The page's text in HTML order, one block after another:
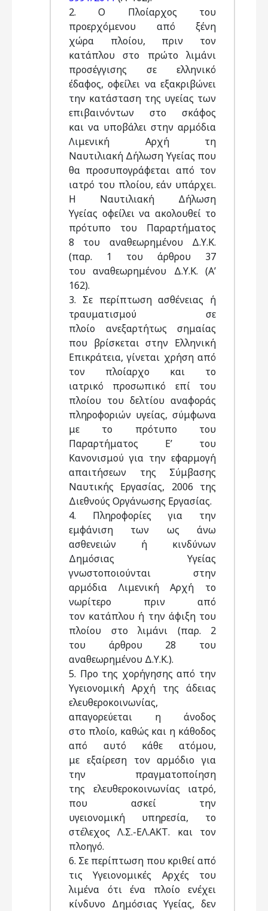
2. Ο Πλοίαρχος του
προερχόμενου από ξένη
χώρα πλοίου, πριν τον
κατάπλου στο πρώτο λιμάνι
προσέγγισης σε ελληνικό
έδαφος, οφείλει να εξακριβώνει
την κατάσταση της υγείας των
επιβαινόντων στο σκάφος
και να υποβάλει στην αρμόδια
Λιμενική Αρχή τη
Ναυτιλιακή Δήλωση Υγείας που
θα προσυπογράφεται από τον
ιατρό του πλοίου, εάν υπάρχει.
Η Ναυτιλιακή Δήλωση
Υγείας οφείλει να ακολουθεί το
πρότυπο του Παραρτήματος
8 του αναθεωρημένου Δ.Υ.Κ.
(παρ. 1 του άρθρου 37
του αναθεωρημένου Δ.Υ.Κ. (Α’
162).
3. Σε περίπτωση ασθένειας ή
τραυματισμού σε
πλοίο ανεξαρτήτως σημαίας
που βρίσκεται στην Ελληνική
Επικράτεια, γίνεται χρήση από
τον πλοίαρχο και το
ιατρικό προσωπικό επί του
πλοίου του δελτίου αναφοράς
πληροφοριών υγείας, σύμφωνα
με το πρότυπο του
Παραρτήματος Ε’ του
Κανονισμού για την εφαρμογή
απαιτήσεων της Σύμβασης
Ναυτικής Εργασίας, 2006 της
Διεθνούς Οργάνωσης Εργασίας.
4. Πληροφορίες για την
εμφάνιση των ως άνω
ασθενειών ή κινδύνων
Δημόσιας Υγείας
γνωστοποιούνται στην
αρμόδια Λιμενική Αρχή το
νωρίτερο πριν από
τον κατάπλου ή την άφιξη του
πλοίου στο λιμάνι (παρ. 2
του άρθρου 28 του
αναθεωρημένου Δ.Υ.Κ.).
5. Προ της χορήγησης από την
Υγειονομική Αρχή της άδειας
ελευθεροκοινωνίας,
απαγορεύεται η άνοδος
στο πλοίο, καθώς και η κάθοδος
από αυτό κάθε ατόμου,
με εξαίρεση τον αρμόδιο για
την πραγματοποίηση
της ελευθεροκοινωνίας ιατρό,
που ασκεί την
υγειονομική υπηρεσία, το
στέλεχος Λ.Σ.-ΕΛ.ΑΚΤ. και τον
πλοηγό.
6. Σε περίπτωση που κριθεί από
τις Υγειονομικές Αρχές του
λιμένα ότι ένα πλοίο ενέχει
κίνδυνο Δημόσιας Υγείας, δεν